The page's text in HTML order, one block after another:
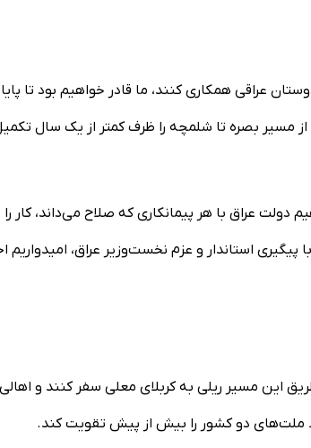
عراقی همکاری کنند، ما قادر خواهیم بود تا
داریم دولت عراق نیز ۳۲ کیلومتر باقیمانده از مسیر بصره تا شلمچه را ظرف کمتر از یک سال
دولت عراق با هر پیمانکاری که صلاح می‌داند، کار
استاندار و عزم نخست‌وزیر عراق، امیدواریم
طریق این مسیر ریلی به کربلای معلی سفر کنند و اهالی
ملت‌های دو کشور را بیش از پیش تقویت کند.